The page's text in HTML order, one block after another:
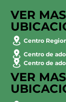
VER
Centro
Centro de
Centro de
VER